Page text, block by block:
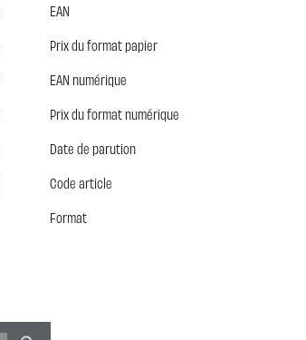
EAN
Prix du format papier
EAN numérique
Prix du format numérique
Date de parution
Code article
Format